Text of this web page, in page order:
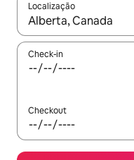
Localização
Quando os resultados
Check-in
Checkout